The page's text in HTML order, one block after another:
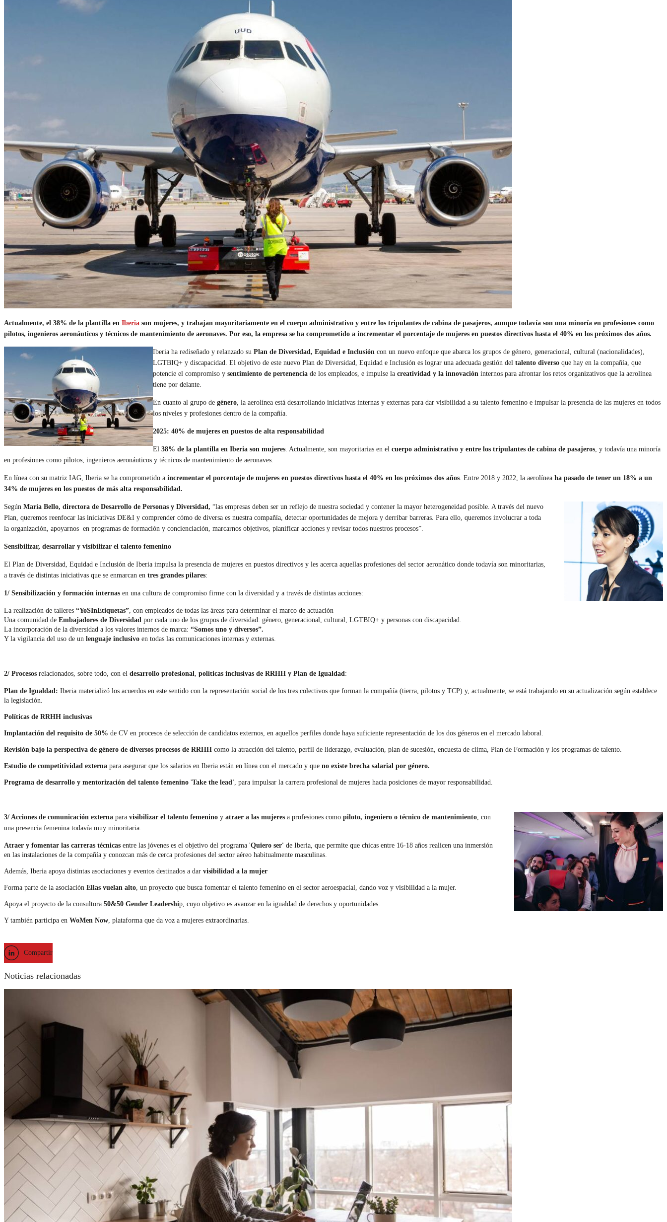
Actualmente, el 38% de la plantilla en Iberia son mujeres, y trabajan mayoritariamente en el cuerpo administrativo y entre los tripulantes de cabina de pasajeros, aunque todavía son una minoría en profesiones como
pilotos, ingenieros aeronáuticos y técnicos de mantenimiento de aeronaves. Por eso, la empresa se ha comprometido a incrementar el porcentaje de mujeres en puestos directivos hasta el 40% en los próximos dos años.
Iberia ha rediseñado y relanzado su Plan de Diversidad, Equidad e Inclusión con un nuevo enfoque que abarca los grupos de género, generacional, cultural (nacionalidades),
LGTBIQ+ y discapacidad. El objetivo de este nuevo Plan de Diversidad, Equidad e Inclusión es lograr una adecuada gestión del talento diverso que hay en la compañía, que
potencie el compromiso y sentimiento de pertenencia de los empleados, e impulse la creatividad y la innovación internos para afrontar los retos organizativos que la aerolínea
tiene por delante.
En cuanto al grupo de género , la aerolínea está desarrollando iniciativas internas y externas para dar visibilidad a su talento femenino e impulsar la presencia de las mujeres en todos
los niveles y profesiones dentro de la compañía.
2025: 40% de mujeres en puestos de alta responsabilidad
El 38% de la plantilla en Iberia son mujeres . Actualmente, son mayoritarias en el cuerpo administrativo y entre los tripulantes de cabina de pasajeros , y todavía una minoría
en profesiones como pilotos, ingenieros aeronáuticos y técnicos de mantenimiento de aeronaves.
En línea con su matriz IAG, Iberia se ha comprometido a incrementar el porcentaje de mujeres en puestos directivos hasta el 40% en los próximos dos años . Entre 2018 y 2022, la aerolínea ha pasado de tener un 18% a un
34% de mujeres en los puestos de más alta responsabilidad.
Según María Bello, directora de Desarrollo de Personas y Diversidad, “las empresas deben ser un reflejo de nuestra sociedad y contener la mayor heterogeneidad posible. A través del nuevo
Plan, queremos reenfocar las iniciativas DE&I y comprender cómo de diversa es nuestra compañía, detectar oportunidades de mejora y derribar barreras. Para ello, queremos involucrar a toda
la organización, apoyarnos en programas de formación y concienciación, marcarnos objetivos, planificar acciones y revisar todos nuestros procesos”.
Sensibilizar, desarrollar y visibilizar el talento femenino
El Plan de Diversidad, Equidad e Inclusión de Iberia impulsa la presencia de mujeres en puestos directivos y les acerca aquellas profesiones del sector aeronático donde todavía son minoritarias,
a través de distintas iniciativas que se enmarcan en tres grandes pilares:
1/ Sensibilización y formación internas en una cultura de compromiso firme con la diversidad y a través de distintas acciones:
La realización de talleres “YoSInEtiquetas” , con empleados de todas las áreas para determinar el marco de actuación
Una comunidad de Embajadores de Diversidad por cada uno de los grupos de diversidad: género, generacional, cultural, LGTBIQ+ y personas con discapacidad.
La incorporación de la diversidad a los valores internos de marca: “Somos uno y diversos”.
Y la vigilancia del uso de un lenguaje inclusivo en todas las comunicaciones internas y externas.
2/ Procesos relacionados, sobre todo, con el desarrollo profesional políticas inclusivas de RRHH y Plan de Igualdad :
Plan de Igualdad: Iberia materializó los acuerdos en este sentido con la representación social de los tres colectivos que forman la compañía (tierra, pilotos y TCP) y, actualmente, se está trabajando en su actualización según establece
la legislación.
Políticas de RRHH inclusivas
Implantación del requisito de 50% de CV en procesos de selección de candidatos externos, en aquellos perfiles donde haya suficiente representación de los dos géneros en el mercado laboral.
Revisión bajo la perspectiva de género de diversos procesos de RRHH como la atracción del talento, perfil de liderazgo, evaluación, plan de sucesión, encuesta de clima, Plan de Formación y los programas de talento.
Estudio de competitividad externa para asegurar que los salarios en Iberia están en línea con el mercado y que no existe brecha salarial por género.
Programa de desarrollo y mentorización del talento femenino 'Take the lead' , para impulsar la carrera profesional de mujeres hacia posiciones de mayor responsabilidad.
3/ Acciones de comunicación externa para visibilizar el talento femenino y atraer a las mujeres a profesiones como piloto, ingeniero o técnico de mantenimiento , con
una presencia femenina todavía muy minoritaria.
Atraer y fomentar las carreras técnicas entre las jóvenes es el objetivo del programa 'Quiero ser' de Iberia, que permite que chicas entre 16-18 años realicen una inmersión
en las instalaciones de la compañía y conozcan más de cerca profesiones del sector aéreo habitualmente masculinas.
Además, Iberia apoya distintas asociaciones y eventos destinados a dar visibilidad a la mujer
Forma parte de la asociación Ellas vuelan alto , un proyecto que busca fomentar el talento femenino en el sector aeroespacial, dando voz y visibilidad a la mujer.
Apoya el proyecto de la consultora 50&50 Gender Leadership, cuyo objetivo es avanzar en la igualdad de derechos y oportunidades.
Y también participa en WoMen Now , plataforma que da voz a mujeres extraordinarias.
Compartir
Noticias relacionadas